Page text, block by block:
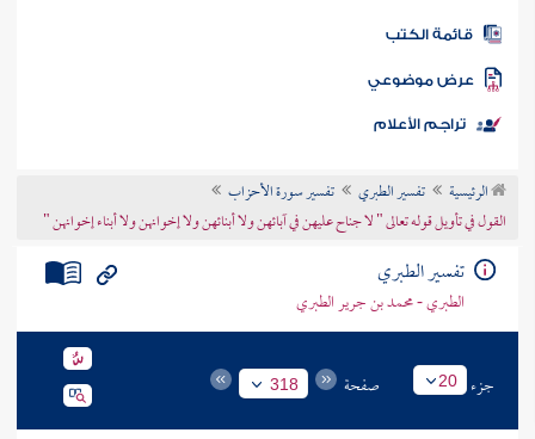
المكتبة
الكتب
موضوعي
تراجم الأعلام
الرئيسية تفسير الطبري
تفسير سورة الأحزاب
القول في تأويل قوله تعالى " لا جناح عليهن في آبائهن ولا أبنائهن ولا إخوانهن ولا أبناء إخوانهن "
تفسير الطبري
الطبري - محمد بن جرير الطبري
جزء 20 صفحة 318